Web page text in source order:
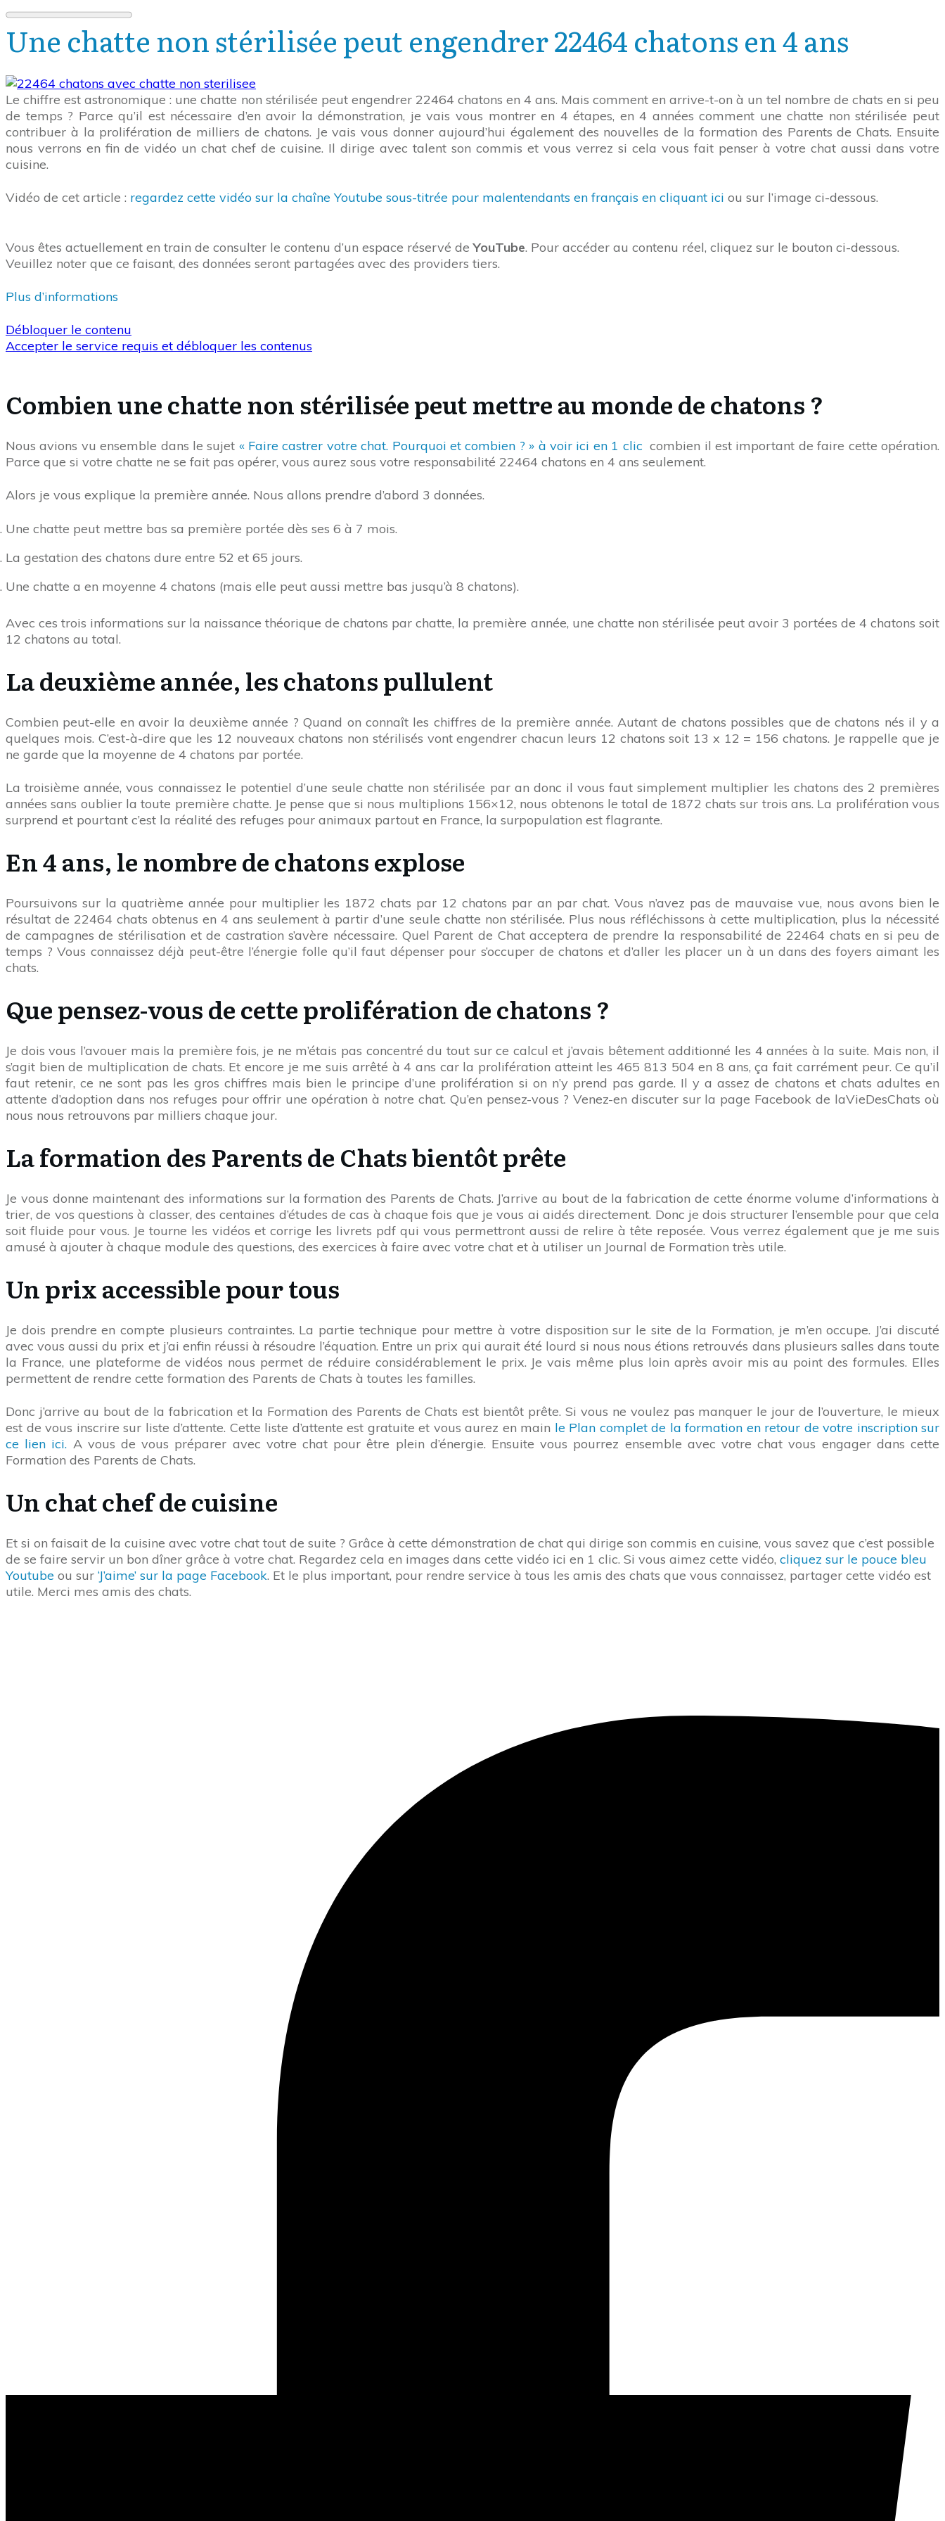
Une chatte non stérilisée peut engendrer 22464 chatons en 4 ans
Le chiffre est astronomique : une chatte non stérilisée peut engendrer 22464 chatons en 4 ans. Mais comment en arrive-t-on à un tel nombre de chats en si peu
de temps ? Parce qu’il est nécessaire d’en avoir la démonstration, je vais vous montrer en 4 étapes, en 4 années comment une chatte non stérilisée peut
contribuer à la prolifération de milliers de chatons. Je vais vous donner aujourd’hui également des nouvelles de la formation des Parents de Chats. Ensuite
nous verrons en fin de vidéo un chat chef de cuisine. Il dirige avec talent son commis et vous verrez si cela vous fait penser à votre chat aussi dans votre
cuisine.
Vidéo de cet article : regardez cette vidéo sur la chaîne Youtube sous-titrée pour malentendants en français en cliquant ici ou sur l’image ci-dessous.
Vous êtes actuellement en train de consulter le contenu d’un espace réservé deYouTube. Pour accéder au contenu réel, cliquez sur le bouton ci-dessous.
Veuillez noter que ce faisant, des données seront partagées avec des providers tiers.
Plus d’informations
Débloquer le contenu
Accepter le service requis et débloquer les contenus
Combien une chatte non stérilisée peut mettre au monde de chatons ?
Nous avions vu ensemble dans le sujet « Faire castrer votre chat. Pourquoi et combien ? » à voir ici en 1 clic combien il est important de faire cette opération.
Parce que si votre chatte ne se fait pas opérer, vous aurez sous votre responsabilité 22464 chatons en 4 ans seulement.
Alors je vous explique la première année. Nous allons prendre d’abord 3 données.
Une chatte peut mettre bas sa première portée dès ses 6 à 7 mois.
La gestation des chatons dure entre 52 et 65 jours.
Une chatte a en moyenne 4 chatons (mais elle peut aussi mettre bas jusqu’à 8 chatons).
Avec ces trois informations sur la naissance théorique de chatons par chatte, la première année, une chatte non stérilisée peut avoir 3 portées de 4 chatons soit
12 chatons au total.
La deuxième année, les chatons pullulent
Combien peut-elle en avoir la deuxième année ? Quand on connaît les chiffres de la première année. Autant de chatons possibles que de chatons nés il y a
quelques mois. C’est-à-dire que les 12 nouveaux chatons non stérilisés vont engendrer chacun leurs 12 chatons soit 13 x 12 = 156 chatons. Je rappelle que je
ne garde que la moyenne de 4 chatons par portée.
La troisième année, vous connaissez le potentiel d’une seule chatte non stérilisée par an donc il vous faut simplement multiplier les chatons des 2 premières
années sans oublier la toute première chatte. Je pense que si nous multiplions 156×12, nous obtenons le total de 1872 chats sur trois ans. La prolifération vous
surprend et pourtant c’est la réalité des refuges pour animaux partout en France, la surpopulation est flagrante.
En 4 ans, le nombre de chatons explose
Poursuivons sur la quatrième année pour multiplier les 1872 chats par 12 chatons par an par chat. Vous n’avez pas de mauvaise vue, nous avons bien le
résultat de 22464 chats obtenus en 4 ans seulement à partir d’une seule chatte non stérilisée. Plus nous réfléchissons à cette multiplication, plus la nécessité
de campagnes de stérilisation et de castration s’avère nécessaire. Quel Parent de Chat acceptera de prendre la responsabilité de 22464 chats en si peu de
temps ? Vous connaissez déjà peut-être l’énergie folle qu’il faut dépenser pour s’occuper de chatons et d’aller les placer un à un dans des foyers aimant les
chats.
Que pensez-vous de cette prolifération de chatons ?
Je dois vous l’avouer mais la première fois, je ne m’étais pas concentré du tout sur ce calcul et j’avais bêtement additionné les 4 années à la suite. Mais non, il
s’agit bien de multiplication de chats. Et encore je me suis arrêté à 4 ans car la prolifération atteint les 465 813 504 en 8 ans, ça fait carrément peur. Ce qu’il
faut retenir, ce ne sont pas les gros chiffres mais bien le principe d’une prolifération si on n’y prend pas garde. Il y a assez de chatons et chats adultes en
attente d’adoption dans nos refuges pour offrir une opération à notre chat. Qu’en pensez-vous ? Venez-en discuter sur la page Facebook de laVieDesChats où
nous nous retrouvons par milliers chaque jour.
La formation des Parents de Chats bientôt prête
Je vous donne maintenant des informations sur la formation des Parents de Chats. J’arrive au bout de la fabrication de cette énorme volume d’informations à
trier, de vos questions à classer, des centaines d’études de cas à chaque fois que je vous ai aidés directement. Donc je dois structurer l’ensemble pour que cela
soit fluide pour vous. Je tourne les vidéos et corrige les livrets pdf qui vous permettront aussi de relire à tête reposée. Vous verrez également que je me suis
amusé à ajouter à chaque module des questions, des exercices à faire avec votre chat et à utiliser un Journal de Formation très utile.
Un prix accessible pour tous
Je dois prendre en compte plusieurs contraintes. La partie technique pour mettre à votre disposition sur le site de la Formation, je m’en occupe. J’ai discuté
avec vous aussi du prix et j’ai enfin réussi à résoudre l’équation. Entre un prix qui aurait été lourd si nous nous étions retrouvés dans plusieurs salles dans toute
la France, une plateforme de vidéos nous permet de réduire considérablement le prix. Je vais même plus loin après avoir mis au point des formules. Elles
permettent de rendre cette formation des Parents de Chats à toutes les familles.
Donc j’arrive au bout de la fabrication et la Formation des Parents de Chats est bientôt prête. Si vous ne voulez pas manquer le jour de l’ouverture, le mieux
est de vous inscrire sur liste d’attente. Cette liste d’attente est gratuite et vous aurez en main le Plan complet de la formation en retour de votre inscription sur
ce lien ici. A vous de vous préparer avec votre chat pour être plein d’énergie. Ensuite vous pourrez ensemble avec votre chat vous engager dans cette
Formation des Parents de Chats.
Un chat chef de cuisine
Et si on faisait de la cuisine avec votre chat tout de suite ? Grâce à cette démonstration de chat qui dirige son commis en cuisine, vous savez que c’est possible
de se faire servir un bon dîner grâce à votre chat. Regardez cela en images dans cette vidéo ici en 1 clic. Si vous aimez cette vidéo, cliquez sur le pouce bleu
Youtube ou sur ‘J’aime’ sur la page Facebook. Et le plus important, pour rendre service à tous les amis des chats que vous connaissez, partager cette vidéo est
utile. Merci mes amis des chats.